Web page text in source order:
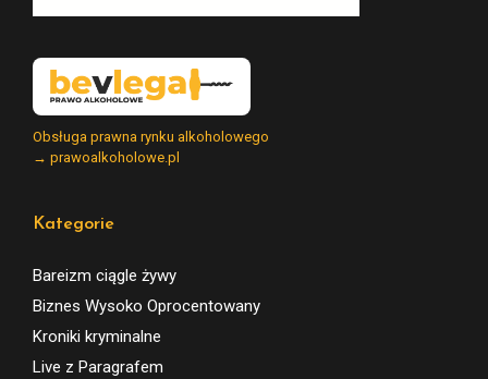
Obsługa prawna rynku alkoholowego
→ prawoalkoholowe.pl
Kategorie
Bareizm ciągle żywy
Biznes Wysoko Oprocentowany
Kroniki kryminalne
Live z Paragrafem